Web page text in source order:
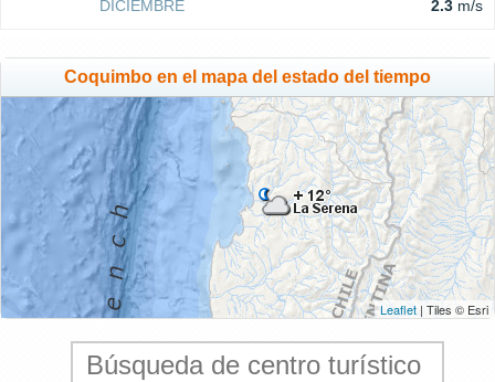
DICIEMBRE 2.3 m/s
Coquimbo en el mapa del estado del tiempo
Leaflet | Tiles © Esri